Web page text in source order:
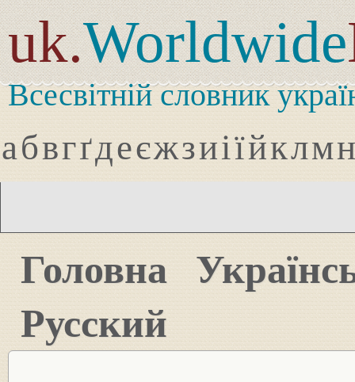
uk.Worldwide
Всесвітній словник
абвгґдеєжзиіїйклмн
Головна
Русский